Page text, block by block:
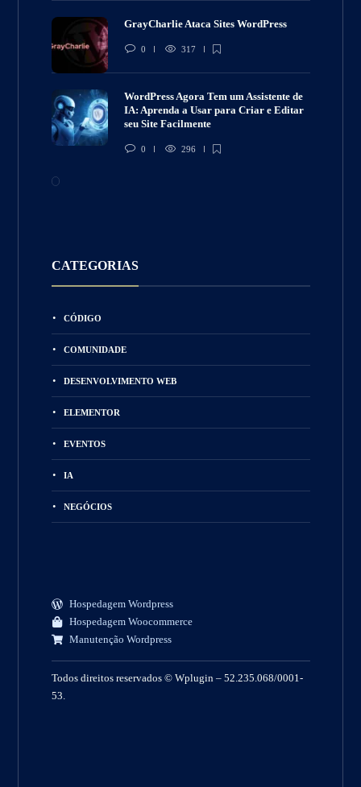
GrayCharlie Ataca Sites WordPress
0 317
WordPress Agora Tem um Assistente de
IA: Aprenda a Usar para Criar e Editar
seu Site Facilmente
0 296
CATEGORIAS
CÓDIGO
COMUNIDADE
DESENVOLVIMENTO WEB
ELEMENTOR
EVENTOS
IA
NEGÓCIOS
Hospedagem Wordpress
Hospedagem Woocommerce
Manutenção Wordpress
Todos direitos reservados © Wplugin – 52.235.068/0001-
53.